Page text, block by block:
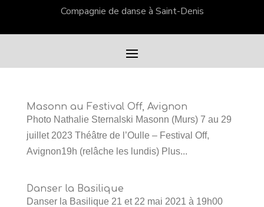
Compagnie de danse à Saint-Denis
Masonn au Festival Off, Avignon
Photo Nathalie Sternalski Masonn (Murs) 7 au 29
juillet 2023 Théâtre de l’Oulle – Festival Off,
Avignon19h (relâche les lundis) Plus...
Danser la Basilique
Danser la Basilique 21 et 22 mai 2021 à 19h00